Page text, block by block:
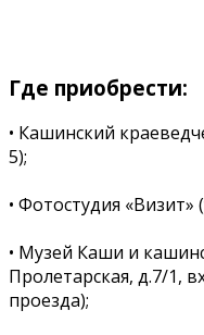
Где приобрести:
• Кашинский
5);
• Фотостудия «Визит»
• Музей Каши и
Пролетарская, д.7/1,
проезда);